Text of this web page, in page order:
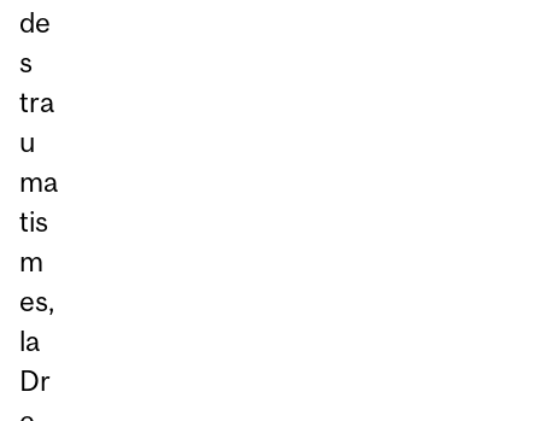
de
s
tra
u
ma
tis
m
es,
la
Dr